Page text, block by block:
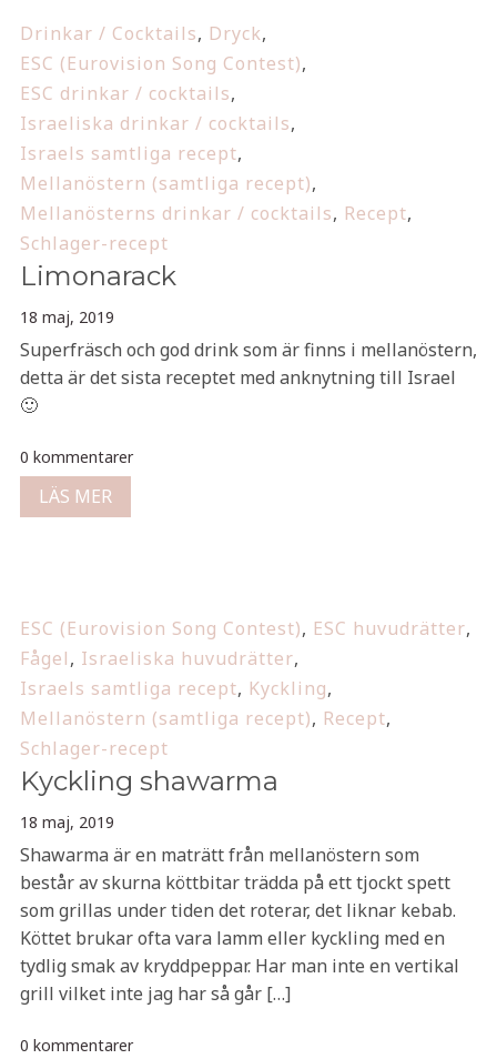
Drinkar / Cocktails, Dryck,
ESC (Eurovision Song Contest),
ESC drinkar / cocktails,
Israeliska drinkar / cocktails,
Israels samtliga recept,
Mellanöstern (samtliga recept),
Mellanösterns drinkar / cocktails, Recept,
Schlager-recept
Limonarack
18 maj, 2019
Superfräsch och god drink som är finns i mellanöstern,
detta är det sista receptet med anknytning till Israel
🙂
0 kommentarer
LÄS MER
ESC (Eurovision Song Contest), ESC huvudrätter,
Fågel, Israeliska huvudrätter,
Israels samtliga recept, Kyckling,
Mellanöstern (samtliga recept), Recept,
Schlager-recept
Kyckling shawarma
18 maj, 2019
Shawarma är en maträtt från mellanöstern som
består av skurna köttbitar trädda på ett tjockt spett
som grillas under tiden det roterar, det liknar kebab.
Köttet brukar ofta vara lamm eller kyckling med en
tydlig smak av kryddpeppar. Har man inte en vertikal
grill vilket inte jag har så går […]
0 kommentarer